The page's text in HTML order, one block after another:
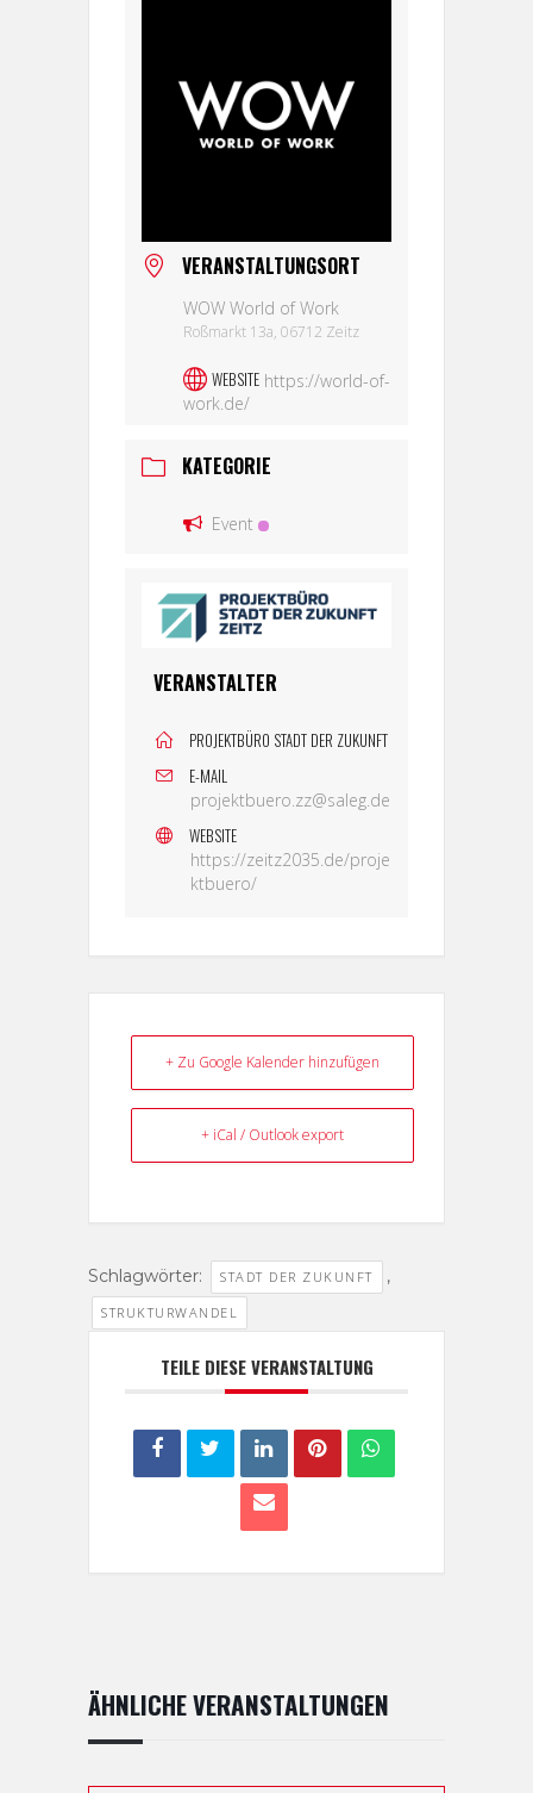
VERANSTALTUNGSORT
WOW World of Work
Roßmarkt 13a, 06712 Zeitz
WEBSITE https://world-of-
work.de/
KATEGORIE
Event
VERANSTALTER
PROJEKTBÜRO STADT DER ZUKUNFT
E-MAIL
projektbuero.zz@saleg.de
WEBSITE
https://zeitz2035.de/proje
ktbuero/
+ Zu Google Kalender hinzufügen
+ iCal / Outlook export
Schlagwörter: STADT DER ZUKUNFT ,
STRUKTURWANDEL
TEILE DIESE VERANSTALTUNG
ÄHNLICHE VERANSTALTUNGEN